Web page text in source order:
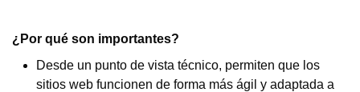
¿Por qué son importantes?
Desde un punto de vista técnico, permiten que los
sitios web funcionen de forma más ágil y adaptada a